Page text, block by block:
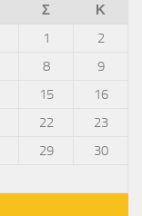
Σ
Κ
1
2
8
9
15
16
22
23
29
30